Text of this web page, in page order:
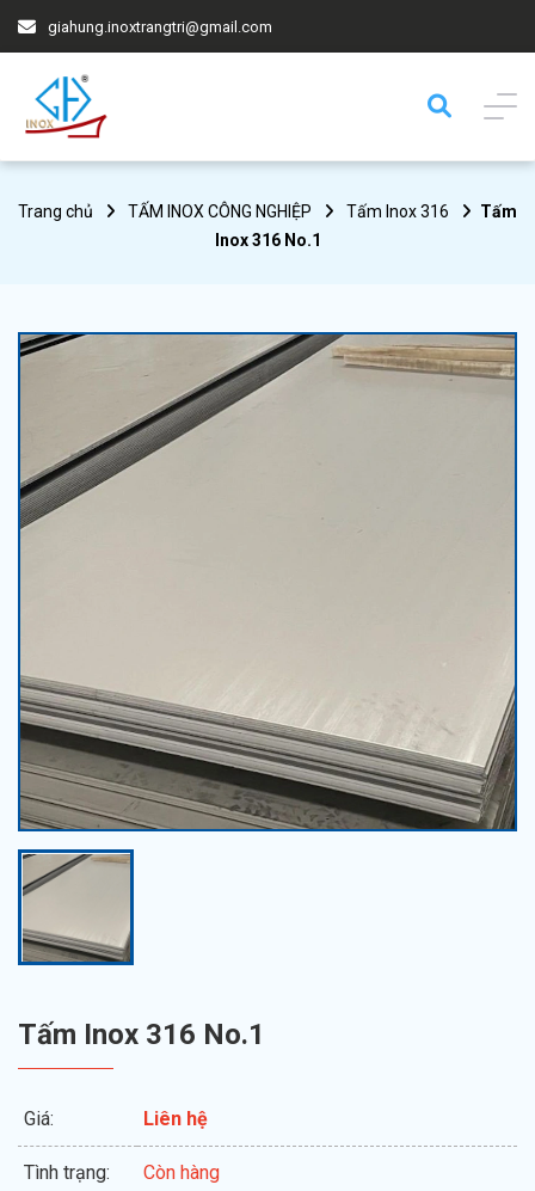
giahung.inoxtrangtri@gmail.com
Trang chủ TẤM INOX CÔNG NGHIỆP Tấm Inox 316
Tấm
Inox 316 No.1
Tấm Inox 316 No.1
Giá: Liên hệ
Tình trạng: Còn hàng